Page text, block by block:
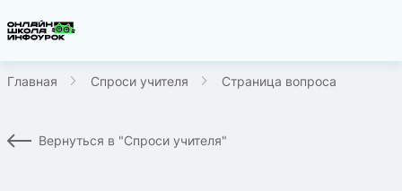
Главная Спроси учителя Страница вопроса
Вернуться в "Спроси учителя"